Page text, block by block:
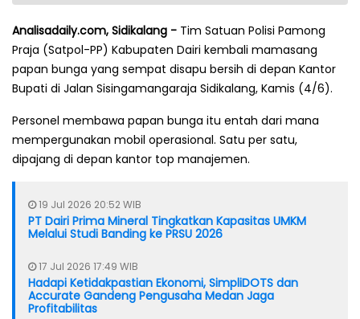
Analisadaily.com, Sidikalang - Tim Satuan Polisi Pamong
Praja (Satpol-PP) Kabupaten Dairi kembali mamasang
papan bunga yang sempat disapu bersih di depan Kantor
Bupati di Jalan Sisingamangaraja Sidikalang, Kamis (4/6).
Personel membawa papan bunga itu entah dari mana
mempergunakan mobil operasional. Satu per satu,
dipajang di depan kantor top manajemen.
19 Jul 2026 20:52 WIB
PT Dairi Prima Mineral Tingkatkan Kapasitas UMKM
Melalui Studi Banding ke PRSU 2026
17 Jul 2026 17:49 WIB
Hadapi Ketidakpastian Ekonomi, SimpliDOTS dan
Accurate Gandeng Pengusaha Medan Jaga
Profitabilitas